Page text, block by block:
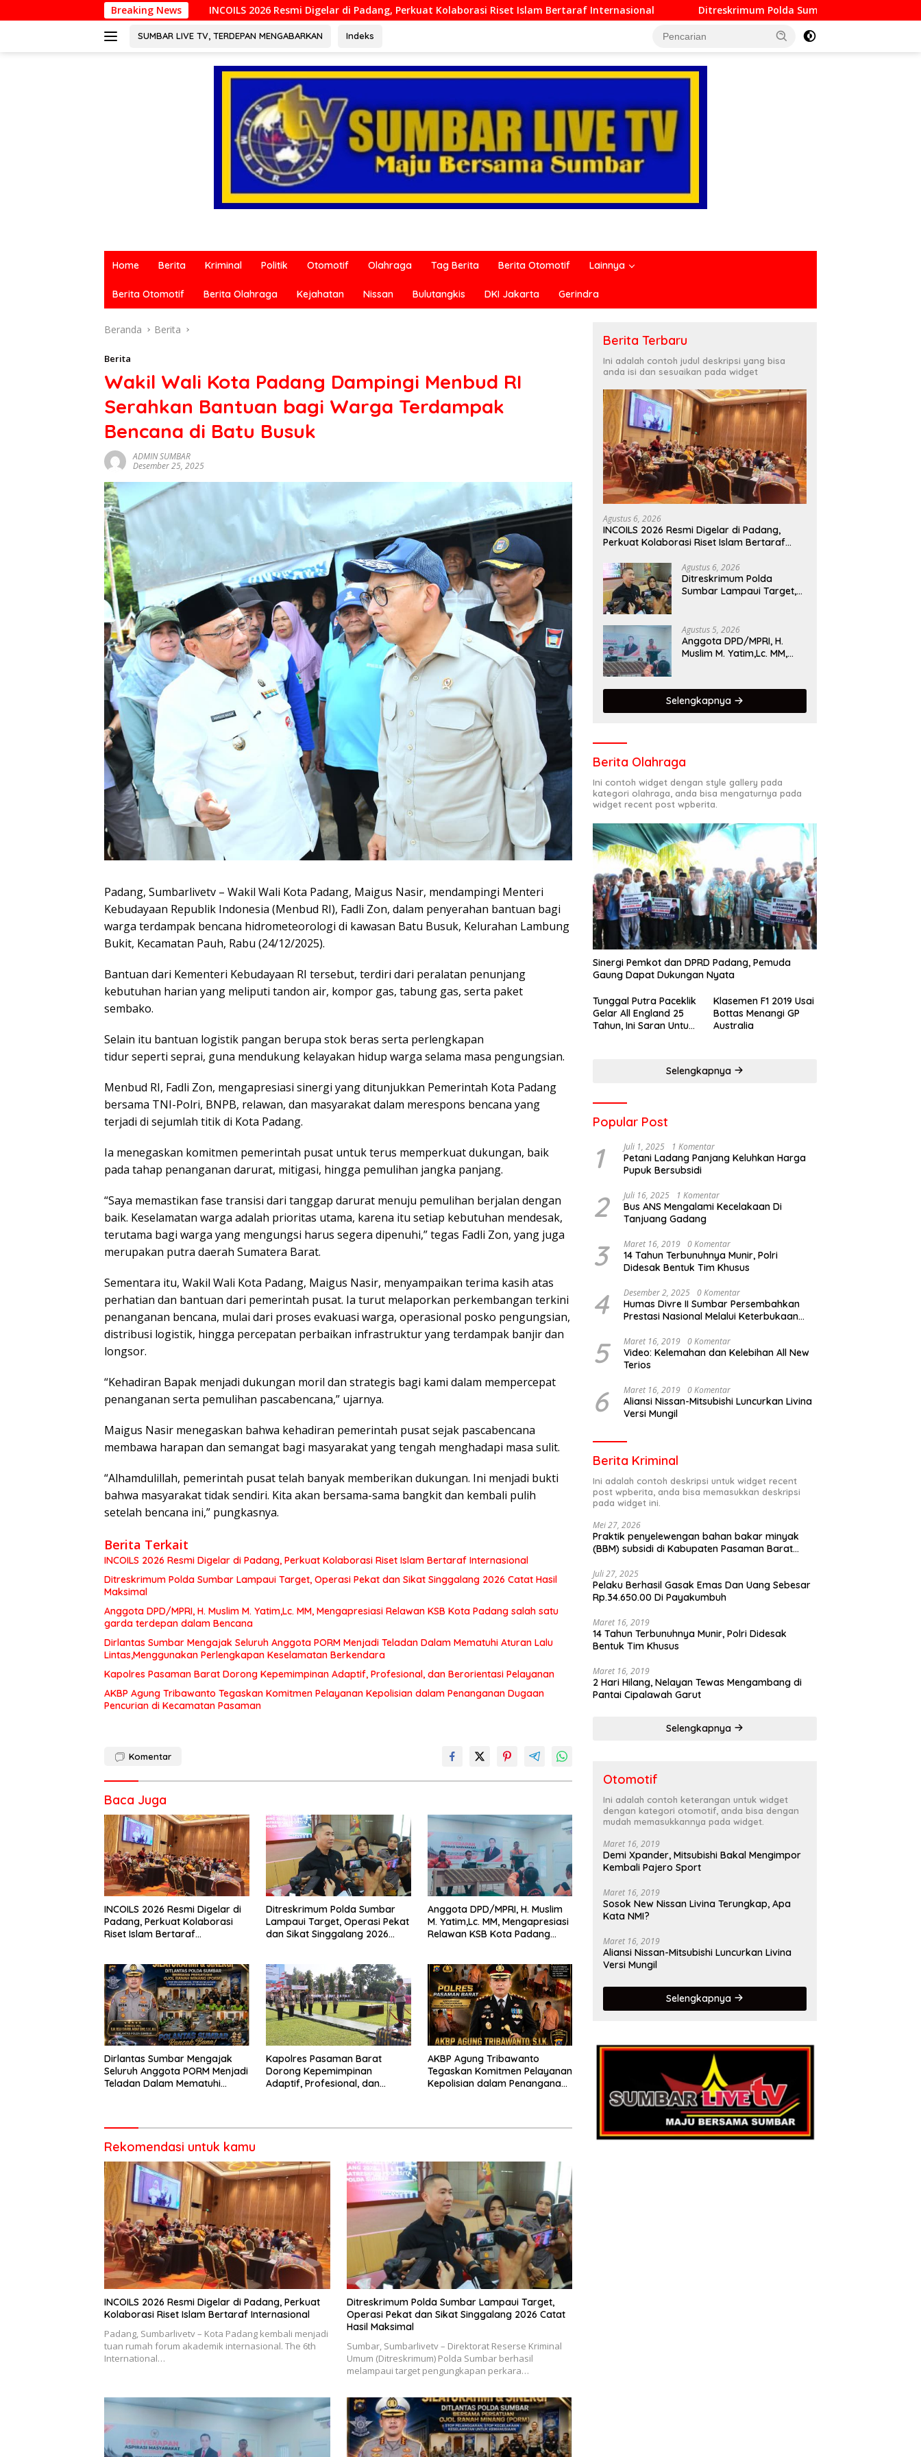
ke
Breaking News
INCOILS 2026 Resmi Digelar di Padang, Perkuat Kolaborasi Riset Islam Bertaraf Internasional Ditreskrimum Polda Sumbar Lampaui Target, Operasi Pekat dan Sikat
SUMBAR LIVE TV, TERDEPAN MENGABARKAN Indeks
terkini
berbagai
indonesia
dari
politik,
mapun
budaya
serta
berita
terbaru
lainnya
di
sumbar
tv
live
Home Berita Kriminal Politik Otomotif Olahraga Tag Berita Berita Otomotif Lainnya
Berita Otomotif Berita Olahraga Kejahatan Nissan Bulutangkis DKI Jakarta Gerindra
Beranda Berita
Berita
Wakil Wali Kota Padang Dampingi Menbud RI
Serahkan Bantuan bagi Warga Terdampak
Bencana di Batu Busuk
ADMIN SUMBAR
Desember 25, 2025
Padang, Sumbarlivetv – Wakil Wali Kota Padang, Maigus Nasir, mendampingi Menteri
Kebudayaan Republik Indonesia (Menbud RI), Fadli Zon, dalam penyerahan bantuan bagi
warga terdampak bencana hidrometeorologi di kawasan Batu Busuk, Kelurahan Lambung
Bukit, Kecamatan Pauh, Rabu (24/12/2025).
Bantuan dari Kementeri Kebudayaan RI tersebut, terdiri dari peralatan penunjang
kebutuhan harian yang meliputi tandon air, kompor gas, tabung gas, serta paket
sembako.
Selain itu bantuan logistik pangan berupa stok beras serta perlengkapan
tidur seperti seprai, guna mendukung kelayakan hidup warga selama masa pengungsian.
Menbud RI, Fadli Zon, mengapresiasi sinergi yang ditunjukkan Pemerintah Kota Padang
bersama TNI-Polri, BNPB, relawan, dan masyarakat dalam merespons bencana yang
terjadi di sejumlah titik di Kota Padang.
Ia menegaskan komitmen pemerintah pusat untuk terus memperkuat dukungan, baik
pada tahap penanganan darurat, mitigasi, hingga pemulihan jangka panjang.
“Saya memastikan fase transisi dari tanggap darurat menuju pemulihan berjalan dengan
baik. Keselamatan warga adalah prioritas utama, karena itu setiap kebutuhan mendesak,
terutama bagi warga yang mengungsi harus segera dipenuhi,” tegas Fadli Zon, yang juga
merupakan putra daerah Sumatera Barat.
Sementara itu, Wakil Wali Kota Padang, Maigus Nasir, menyampaikan terima kasih atas
perhatian dan bantuan dari pemerintah pusat. Ia turut melaporkan perkembangan terkini
penanganan bencana, mulai dari proses evakuasi warga, operasional posko pengungsian,
distribusi logistik, hingga percepatan perbaikan infrastruktur yang terdampak banjir dan
longsor.
“Kehadiran Bapak menjadi dukungan moril dan strategis bagi kami dalam mempercepat
penanganan serta pemulihan pascabencana,” ujarnya.
Maigus Nasir menegaskan bahwa kehadiran pemerintah pusat sejak pascabencana
membawa harapan dan semangat bagi masyarakat yang tengah menghadapi masa sulit.
“Alhamdulillah, pemerintah pusat telah banyak memberikan dukungan. Ini menjadi bukti
bahwa masyarakat tidak sendiri. Kita akan bersama-sama bangkit dan kembali pulih
setelah bencana ini,” pungkasnya.
Berita Terkait
INCOILS 2026 Resmi Digelar di Padang, Perkuat Kolaborasi Riset Islam Bertaraf Internasional
Ditreskrimum Polda Sumbar Lampaui Target, Operasi Pekat dan Sikat Singgalang 2026 Catat Hasil
Maksimal
Anggota DPD/MPRI, H. Muslim M. Yatim,Lc. MM, Mengapresiasi Relawan KSB Kota Padang salah satu
garda terdepan dalam Bencana
Dirlantas Sumbar Mengajak Seluruh Anggota PORM Menjadi Teladan Dalam Mematuhi Aturan Lalu
Lintas,Menggunakan Perlengkapan Keselamatan Berkendara
Kapolres Pasaman Barat Dorong Kepemimpinan Adaptif, Profesional, dan Berorientasi Pelayanan
AKBP Agung Tribawanto Tegaskan Komitmen Pelayanan Kepolisian dalam Penanganan Dugaan
Pencurian di Kecamatan Pasaman
Komentar
Baca Juga
INCOILS 2026 Resmi Digelar di
Padang, Perkuat Kolaborasi
Riset Islam Bertaraf
Ditreskrimum Polda Sumbar
Lampaui Target, Operasi Pekat
dan Sikat Singgalang 2026
Anggota DPD/MPRI, H. Muslim
M. Yatim,Lc. MM, Mengapresiasi
Relawan KSB Kota Padang
Dirlantas Sumbar Mengajak
Seluruh Anggota PORM Menjadi
Teladan Dalam Mematuhi
Berkendara
Kapolres Pasaman Barat
Dorong Kepemimpinan
Adaptif, Profesional, dan
AKBP Agung Tribawanto
Tegaskan Komitmen Pelayanan
Kepolisian dalam Penanganan
Rekomendasi untuk kamu
INCOILS 2026 Resmi Digelar di Padang, Perkuat
Kolaborasi Riset Islam Bertaraf Internasional
Padang, Sumbarlivetv – Kota Padang kembali menjadi
tuan rumah forum akademik internasional. The 6th
International…
Ditreskrimum Polda Sumbar Lampaui Target,
Operasi Pekat dan Sikat Singgalang 2026 Catat
Hasil Maksimal
Sumbar, Sumbarlivetv – Direktorat Reserse Kriminal
Umum (Ditreskrimum) Polda Sumbar berhasil
melampaui target pengungkapan perkara…
Berita Terbaru
Ini adalah contoh judul deskripsi yang bisa
anda isi dan sesuaikan pada widget
Agustus 6, 2026
INCOILS 2026 Resmi Digelar di Padang,
Perkuat Kolaborasi Riset Islam Bertaraf
Agustus 6, 2026
Ditreskrimum Polda
Sumbar Lampaui Target,
Hasil Maksimal
Agustus 5, 2026
Anggota DPD/MPRI, H.
Muslim M. Yatim,Lc. MM,
satu garda terdepan
dalam Bencana
Selengkapnya
Berita Olahraga
Ini contoh widget dengan style gallery pada
kategori olahraga, anda bisa mengaturnya pada
widget recent post wpberita.
Sinergi Pemkot dan DPRD Padang, Pemuda
Gaung Dapat Dukungan Nyata
Tunggal Putra Paceklik
Gelar All England 25
Tahun, Ini Saran Untuk
Klasemen F1 2019 Usai
Bottas Menangi GP
Australia
Selengkapnya
Popular Post
1 Juli 1, 2025 1 Komentar
Petani Ladang Panjang Keluhkan Harga
Pupuk Bersubsidi
2 Juli 16, 2025 1 Komentar
Bus ANS Mengalami Kecelakaan Di
Tanjuang Gadang
3 Maret 16, 2019 0 Komentar
14 Tahun Terbunuhnya Munir, Polri
Didesak Bentuk Tim Khusus
4 Desember 2, 2025 0 Komentar
Humas Divre II Sumbar Persembahkan
Prestasi Nasional Melalui Keterbukaan
5 Maret 16, 2019 0 Komentar
Video: Kelemahan dan Kelebihan All New
Terios
6 Maret 16, 2019 0 Komentar
Aliansi Nissan-Mitsubishi Luncurkan Livina
Versi Mungil
Berita Kriminal
Ini adalah contoh deskripsi untuk widget recent
post wpberita, anda bisa memasukkan deskripsi
pada widget ini.
Mei 27, 2026
Praktik penyelewengan bahan bakar minyak
(BBM) subsidi di Kabupaten Pasaman Barat
Juli 27, 2025
Pelaku Berhasil Gasak Emas Dan Uang Sebesar
Rp.34.650.00 Di Payakumbuh
Maret 16, 2019
14 Tahun Terbunuhnya Munir, Polri Didesak
Bentuk Tim Khusus
Maret 16, 2019
2 Hari Hilang, Nelayan Tewas Mengambang di
Pantai Cipalawah Garut
Selengkapnya
Otomotif
Ini adalah contoh keterangan untuk widget
dengan kategori otomotif, anda bisa dengan
mudah memasukkannya pada widget.
Maret 16, 2019
Demi Xpander, Mitsubishi Bakal Mengimpor
Kembali Pajero Sport
Maret 16, 2019
Sosok New Nissan Livina Terungkap, Apa
Kata NMI?
Maret 16, 2019
Aliansi Nissan-Mitsubishi Luncurkan Livina
Versi Mungil
Selengkapnya